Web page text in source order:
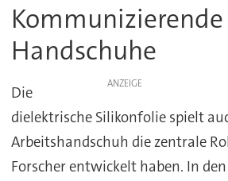
Kommunizierende
Handschuhe
ANZEIGE
Die
dielektrische Silikonfolie spielt
Arbeitshandschuh die zentrale
Forscher entwickelt haben. In